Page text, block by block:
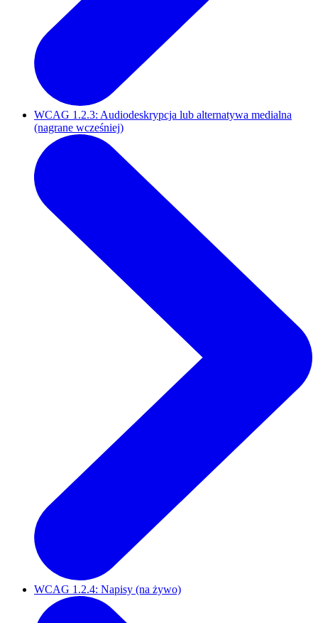
WCAG 1.2.3: Audiodeskrypcja lub alternatywa medialna
(nagrane wcześniej)
WCAG 1.2.4: Napisy (na żywo)